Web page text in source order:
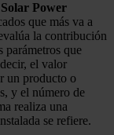
Solar Power
que más va a
la contribución
parámetros que
el valor
un producto o
y el número de
realiza una
se refiere.